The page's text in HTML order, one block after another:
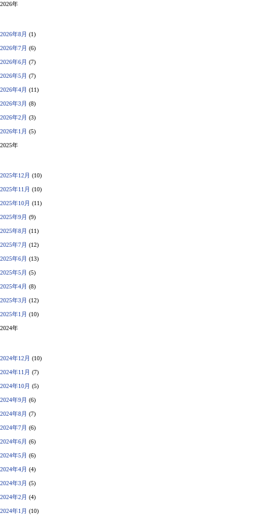
2026年
2026年8月 (1)
2026年7月 (6)
2026年6月 (7)
2026年5月 (7)
2026年4月 (11)
2026年3月 (8)
2026年2月 (3)
2026年1月 (5)
2025年
2025年12月 (10)
2025年11月 (10)
2025年10月 (11)
2025年9月 (9)
2025年8月 (11)
2025年7月 (12)
2025年6月 (13)
2025年5月 (5)
2025年4月 (8)
2025年3月 (12)
2025年1月 (10)
2024年
2024年12月 (10)
2024年11月 (7)
2024年10月 (5)
2024年9月 (6)
2024年8月 (7)
2024年7月 (6)
2024年6月 (6)
2024年5月 (6)
2024年4月 (4)
2024年3月 (5)
2024年2月 (4)
2024年1月 (10)